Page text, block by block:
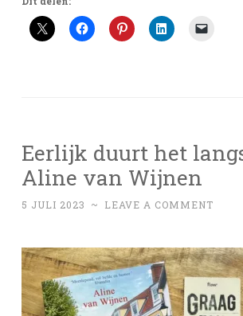
Eerlijk duurt het
Aline van Wijnen
5 JULI 2023 ~ LEAVE A COMMENT